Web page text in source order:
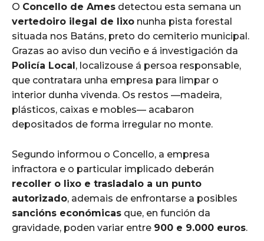
O Concello de Ames detectou esta semana un
vertedoiro ilegal de lixo nunha pista forestal
situada nos Batáns, preto do cemiterio municipal.
Grazas ao aviso dun veciño e á investigación da
Policía Local, localizouse á persoa responsable,
que contratara unha empresa para limpar o
interior dunha vivenda. Os restos —madeira,
plásticos, caixas e mobles— acabaron
depositados de forma irregular no monte.
Segundo informou o Concello, a empresa
infractora e o particular implicado deberán
recoller o lixo e trasladalo a un punto
autorizado, ademais de enfrontarse a posibles
sancións económicas que, en función da
gravidade, poden variar entre 900 e 9.000 euros.